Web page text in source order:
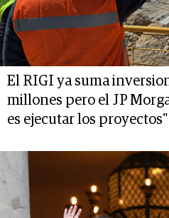
El RIGI ya suma
millones pero el JP
es ejecutar los proyectos"